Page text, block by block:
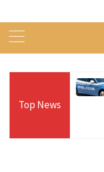
Top News
ore sulle Alpi:
Cervino e